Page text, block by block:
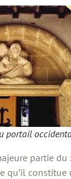
portail
partie du
qu’il